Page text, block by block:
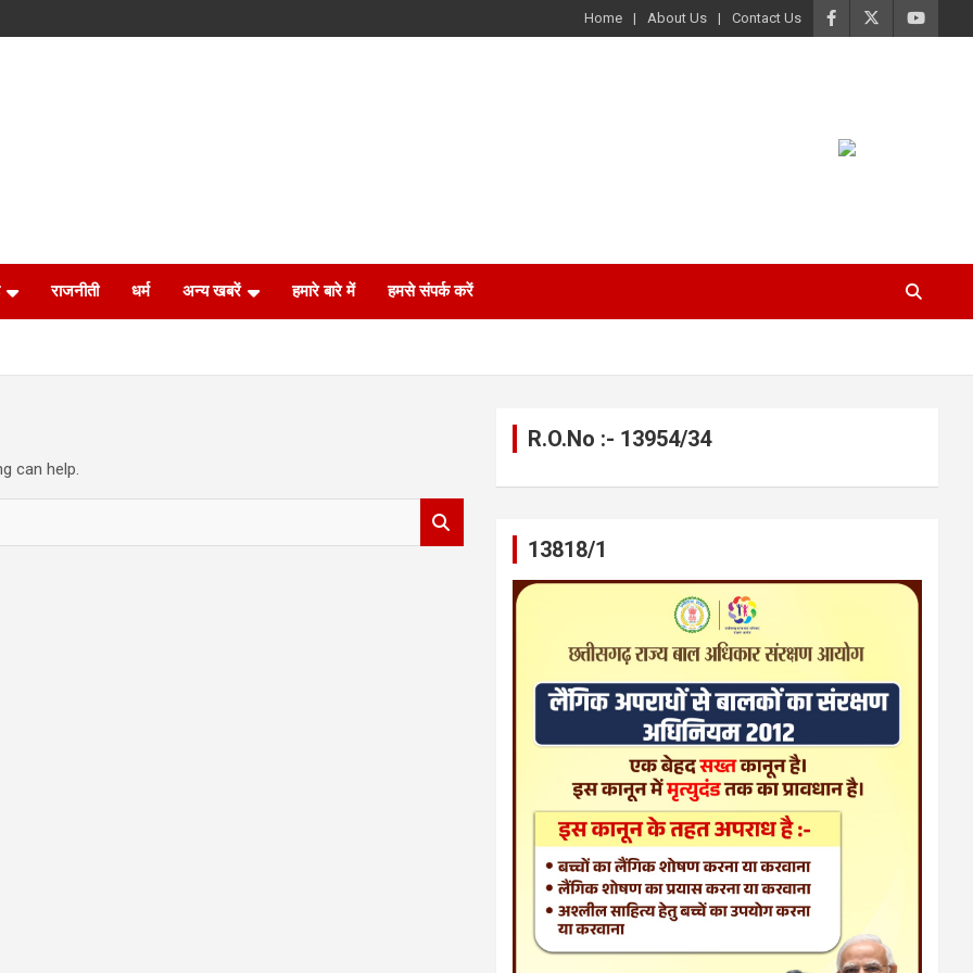
Home About Us Contact Us
राजनीती धर्म अन्य खबरें हमारे बारे में हमसे संपर्क करें
can help.
R.O.No :- 13954/34
13818/1